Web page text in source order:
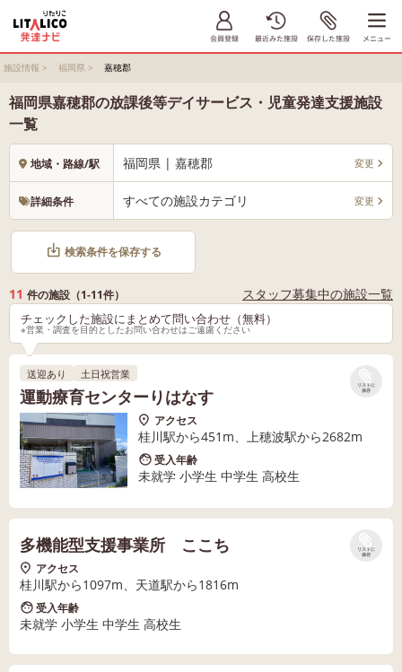
施設情報 > 福岡県 > 嘉穂郡
福岡県嘉穂郡の放課後等デイサービス・児童発達支援施設
一覧
地域・路線/駅 福岡県 | 嘉穂郡 変更
詳細条件 すべての施設カテゴリ 変更
検索条件を保存する
11 件の施設（1-11件） スタッフ募集中の施設一覧
チェックした施設にまとめて問い合わせ（無料）
※営業・調査を目的としたお問い合わせはご遠慮ください
リストに
保存
送迎あり 土日祝営業
運動療育センターりはなす
アクセス
桂川駅から451m、上穂波駅から2682m
受入年齢
未就学 小学生 中学生 高校生
リストに
保存
多機能型支援事業所 ここち
アクセス
桂川駅から1097m、天道駅から1816m
受入年齢
未就学 小学生 中学生 高校生